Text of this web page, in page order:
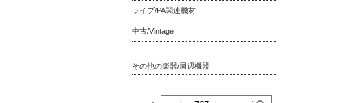
ライブ/PA関連機材
中古/Vintage
その他の楽器/周辺機器